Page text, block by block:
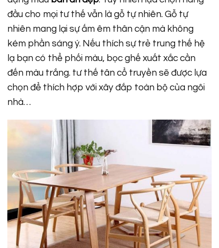
đầu cho mọi tư thế vẫn là gỗ tự nhiên. Gỗ tự
nhiên mang lại sự ấm êm thân cận mà không
kém phần sáng ý. Nếu thích sự trẻ trung thế hệ
lạ bạn có thể phối màu, bọc ghế xuất xắc cần
đến màu trắng. tư thế tân cổ truyền sẽ được lựa
chọn để thích hợp với xây đắp toàn bộ của ngôi
nhà…